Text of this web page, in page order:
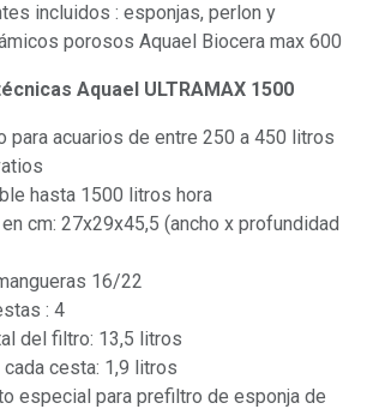
incluidos : esponjas, perlon y
porosos Aquael Biocera max 600
Aquael ULTRAMAX 1500
para acuarios de entre 250 a 450 litros
hasta 1500 litros hora
cm: 27x29x45,5 (ancho x profundidad
16/22
: 4
del filtro: 13,5 litros
cesta: 1,9 litros
especial para prefiltro de esponja de